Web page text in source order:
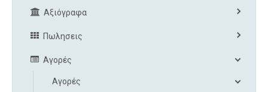
Αξιόγραφα
Πωλησεις
Αγορές
Αγορές